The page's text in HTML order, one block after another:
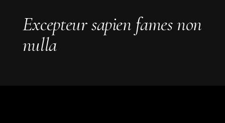
Excepteur sapien fames non
nulla